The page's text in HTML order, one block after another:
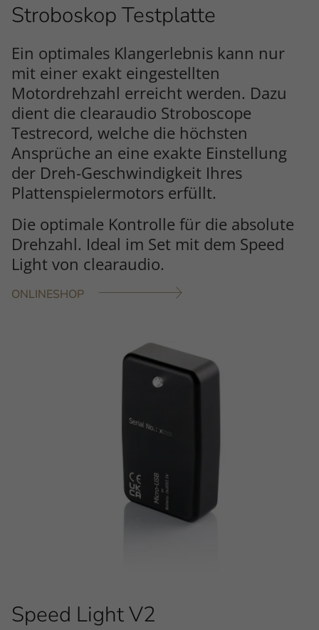
Stroboskop Testplatte
Ein optimales Klangerlebnis kann nur
mit einer exakt eingestellten
Motordrehzahl erreicht werden. Dazu
dient die clearaudio Stroboscope
Testrecord, welche die höchsten
Ansprüche an eine exakte Einstellung
der Dreh-Geschwindigkeit Ihres
Plattenspielermotors erfüllt.
Die optimale Kontrolle für die absolute
Drehzahl. Ideal im Set mit dem Speed
Light von clearaudio.
ONLINESHOP
Speed Light V2